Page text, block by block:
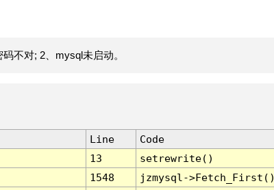
不对; 2、mysql未启动。
Line
Code
13
setrewrite()
1548
jzmysql-